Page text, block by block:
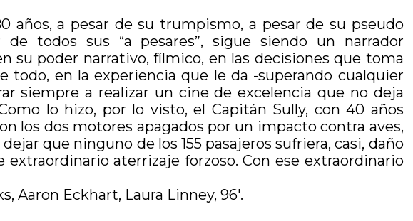
años, a pesar de su trumpismo, a pesar de su pseudo
todos sus “a pesares”, sigue siendo un narrador
su poder narrativo, fílmico, en las decisiones que toma
todo, en la experiencia que le da -superando cualquier
siempre a realizar un cine de excelencia que no deja
lo hizo, por lo visto, el Capitán Sully, con 40 años
los dos motores apagados por un impacto contra aves,
que ninguno de los 155 pasajeros sufriera, casi, daño
aterrizaje forzoso. Con ese extraordinario
Aaron Eckhart, Laura Linney, 96′.